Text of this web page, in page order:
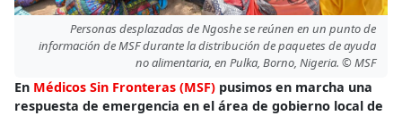
Personas desplazadas de Ngoshe se reúnen en un punto de
información de MSF durante la distribución de paquetes de ayuda
no alimentaria, en Pulka, Borno, Nigeria. © MSF
En Médicos Sin Fronteras (MSF) pusimos en marcha una
respuesta de emergencia en el área de gobierno local de